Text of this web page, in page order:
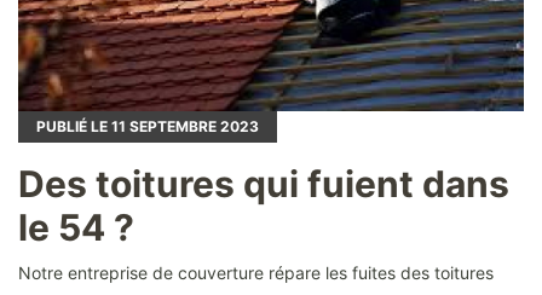
PUBLIÉ LE 11 SEPTEMBRE 2023
Des toitures qui fuient dans
le 54 ?
Notre entreprise de couverture répare les fuites des toitures